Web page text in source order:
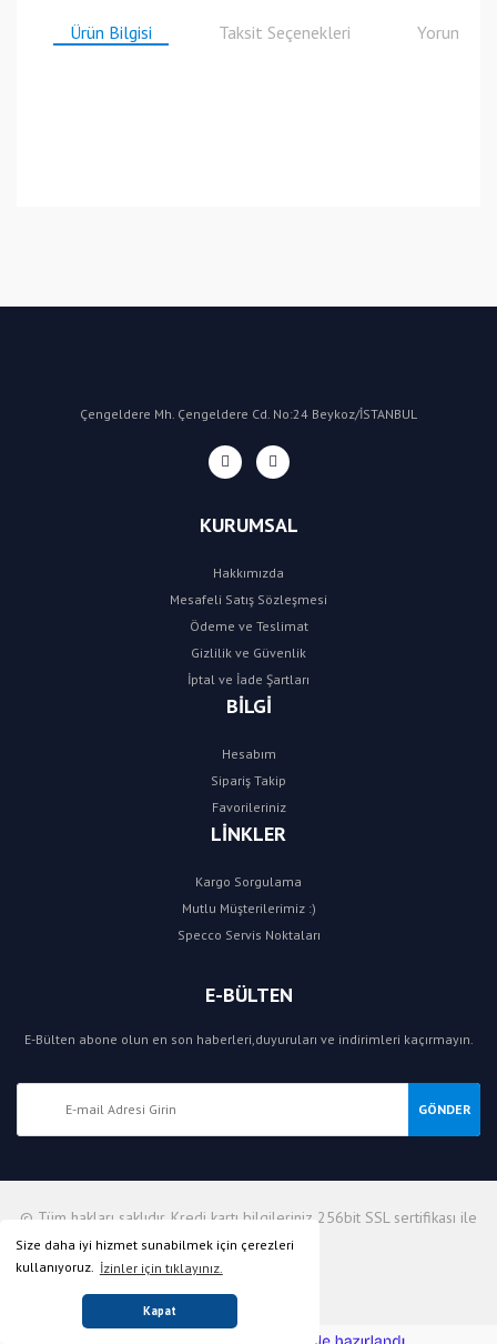
Size daha iyi hizmet sunabilmek için çerezleri
kullanıyoruz. İzinler için tıklayınız.
Kapat
Ürün Bilgisi Taksit Seçenekleri Yorumlar
Çengeldere Mh. Çengeldere Cd. No:24 Beykoz/İSTANBUL
KURUMSAL
Hakkımızda
Mesafeli Satış Sözleşmesi
Ödeme ve Teslimat
Gizlilik ve Güvenlik
İptal ve İade Şartları
BİLGİ
Hesabım
Sipariş Takip
Favorileriniz
LİNKLER
Kargo Sorgulama
Mutlu Müşterilerimiz :)
Specco Servis Noktaları
E-BÜLTEN
E-Bülten abone olun en son haberleri,duyuruları ve indirimleri kaçırmayın.
GÖNDER
© Tüm hakları saklıdır. Kredi kartı bilgileriniz 256bit SSL sertifikası ile
korunmaktadır.